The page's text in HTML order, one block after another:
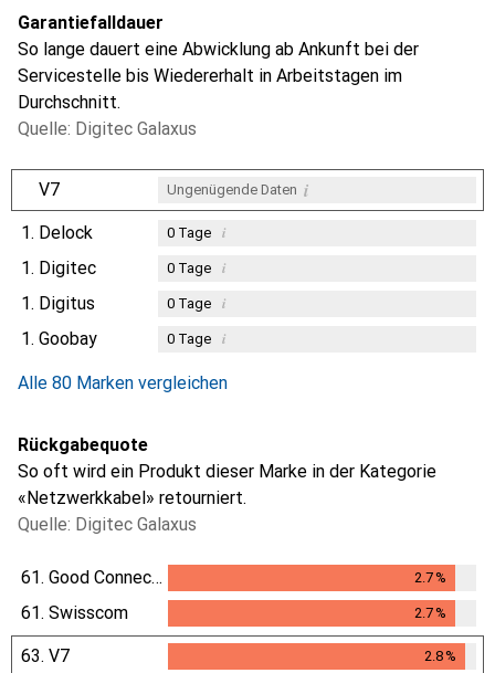
Garantiefalldauer
So lange dauert eine Abwicklung ab Ankunft bei der
Servicestelle bis Wiedererhalt in Arbeitstagen im
Durchschnitt.
Quelle: Digitec Galaxus
V7 Ungenügende Daten i
1. Delock 0Tage i
1. Digitec 0Tage i
1. Digitus 0Tage i
1. Goobay 0Tage i
Alle 80 Marken vergleichen
Rückgabequote
So oft wird ein Produkt dieser Marke in der Kategorie
«Netzwerkkabel» retourniert.
Quelle: Digitec Galaxus
61. Good Connections 2.7%
2.7%
61. Swisscom 2.7%
2.7%
63. V7 2.8%